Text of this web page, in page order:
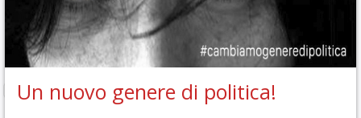
Un nuovo genere di politica!